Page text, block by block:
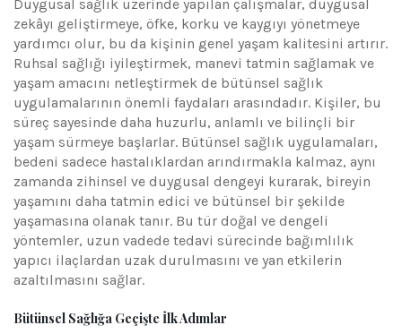
Duygusal sağlık üzerinde yapılan çalışmalar, duygusal
zekâyı geliştirmeye, öfke, korku ve kaygıyı yönetmeye
yardımcı olur, bu da kişinin genel yaşam kalitesini artırır.
Ruhsal sağlığı iyileştirmek, manevi tatmin sağlamak ve
yaşam amacını netleştirmek de bütünsel sağlık
uygulamalarının önemli faydaları arasındadır. Kişiler, bu
süreç sayesinde daha huzurlu, anlamlı ve bilinçli bir
yaşam sürmeye başlarlar. Bütünsel sağlık uygulamaları,
bedeni sadece hastalıklardan arındırmakla kalmaz, aynı
zamanda zihinsel ve duygusal dengeyi kurarak, bireyin
yaşamını daha tatmin edici ve bütünsel bir şekilde
yaşamasına olanak tanır. Bu tür doğal ve dengeli
yöntemler, uzun vadede tedavi sürecinde bağımlılık
yapıcı ilaçlardan uzak durulmasını ve yan etkilerin
azaltılmasını sağlar.
Bütünsel Sağlığa Geçişte İlk Adımlar